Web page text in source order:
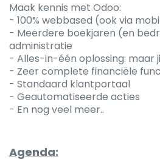
Maak kennis met Odoo:
- 100% webbased (ook via
- Meerdere boekjaren (en
administratie
- Alles-in-één oplossing: maar
- Zeer complete financiële
- Standaard klantportaal
- Geautomatiseerde acties
- En nog veel meer..
Agenda: